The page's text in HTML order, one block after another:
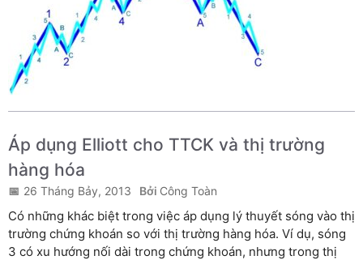
Áp dụng Elliott cho TTCK và thị trường
hàng hóa
26 Tháng Bảy, 2013 Công Toàn
Có những khác biệt trong việc áp dụng lý thuyết sóng vào thị
trường chứng khoán so với thị trường hàng hóa. Ví dụ, sóng
3 có xu hướng nối dài trong chứng khoán, nhưng trong thị